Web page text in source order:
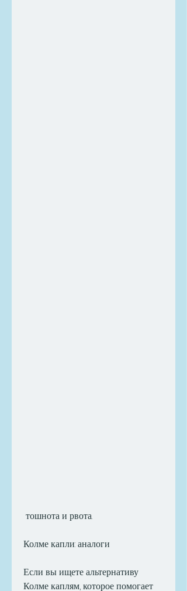
тошнота и рвота.
Колме капли: аналоги
Если вы ищете альтернативу
Колме каплям, которое помогает